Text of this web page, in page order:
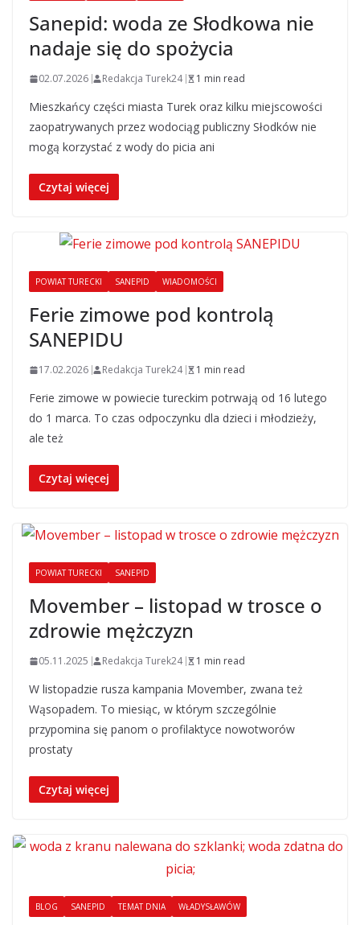
Sanepid: woda ze Słodkowa nie
nadaje się do spożycia
02.07.2026 Redakcja Turek24 1 min read
Mieszkańcy części miasta Turek oraz kilku miejscowości
zaopatrywanych przez wodociąg publiczny Słodków nie
mogą korzystać z wody do picia ani
Czytaj więcej
POWIAT TURECKI SANEPID WIADOMOŚCI
Ferie zimowe pod kontrolą
SANEPIDU
17.02.2026 Redakcja Turek24 1 min read
Ferie zimowe w powiecie tureckim potrwają od 16 lutego
do 1 marca. To czas odpoczynku dla dzieci i młodzieży,
ale też
Czytaj więcej
POWIAT TURECKI SANEPID
Movember – listopad w trosce o
zdrowie mężczyzn
05.11.2025 Redakcja Turek24 1 min read
W listopadzie rusza kampania Movember, zwana też
Wąsopadem. To miesiąc, w którym szczególnie
przypomina się panom o profilaktyce nowotworów
prostaty
Czytaj więcej
BLOG SANEPID TEMAT DNIA WŁADYSŁAWÓW